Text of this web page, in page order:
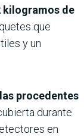
kilogramos de
que
y un
procedentes
durante
en